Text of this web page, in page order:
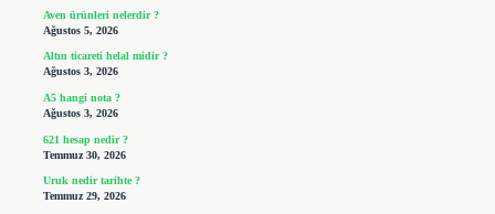
Aven ürünleri nelerdir ?
Ağustos 5, 2026
Altın ticareti helal midir ?
Ağustos 3, 2026
A5 hangi nota ?
Ağustos 3, 2026
621 hesap nedir ?
Temmuz 30, 2026
Uruk nedir tarihte ?
Temmuz 29, 2026